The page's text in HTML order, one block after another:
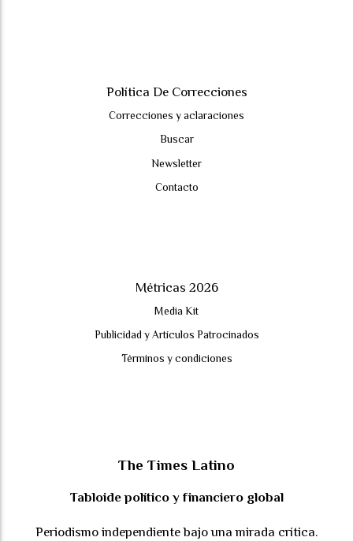
Política De Correcciones
Correcciones y aclaraciones
Buscar
Newsletter
Contacto
Métricas 2026
Media Kit
Publicidad y Artículos Patrocinados
Términos y condiciones
The Times Latino
Tabloide político y financiero global
Periodismo independiente bajo una mirada crítica.